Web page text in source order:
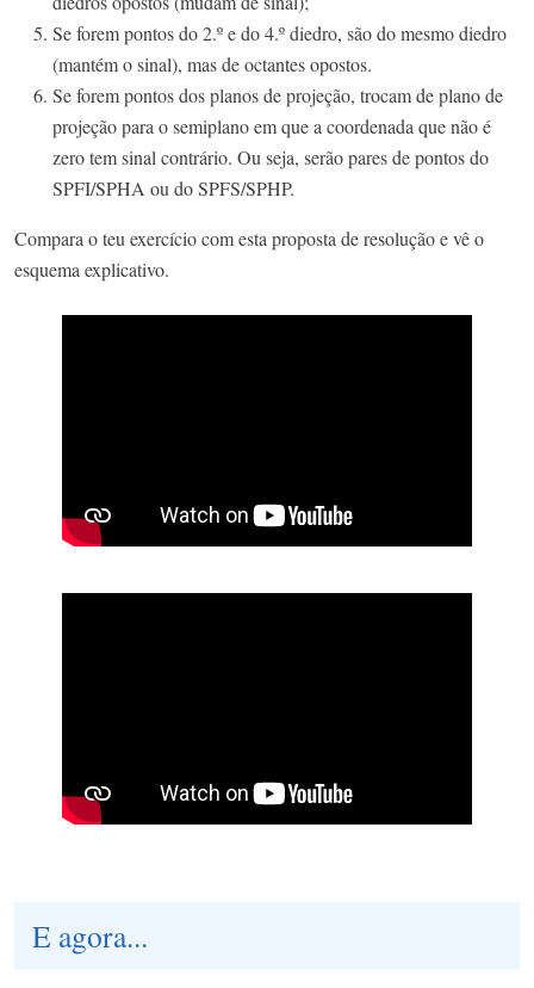
Se forem pontos do 2.º e do 4.º diedro, são do mesmo diedro
(mantém o sinal), mas de octantes opostos.
Se forem pontos dos planos de projeção, trocam de plano de
projeção para o semiplano em que a coordenada que não é
zero tem sinal contrário. Ou seja, serão pares de pontos do
SPFI/SPHA ou do SPFS/SPHP.
Compara o teu exercício com esta proposta de resolução e vê o
esquema explicativo.
E agora...